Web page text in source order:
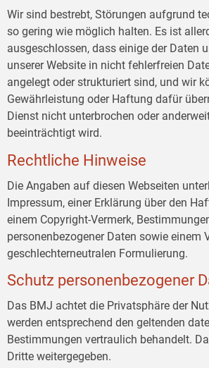
Wir sind bestrebt, Störungen aufgrund
so gering wie möglich halten. Es ist
ausgeschlossen, dass einige der Daten
unserer Website in nicht fehlerfreien
angelegt oder strukturiert sind, und wir
Gewährleistung oder Haftung dafür
Dienst nicht unterbrochen oder
beeinträchtigt wird.
Rechtliche Hinweise
Die Angaben auf diesen Webseiten
Impressum, einer Erklärung über den
einem Copyright-Vermerk,
personenbezogener Daten sowie einem
geschlechterneutralen Formulierung.
Schutz personenbezogener
Das BMJ achtet die Privatsphäre der
werden entsprechend den geltenden
Bestimmungen vertraulich behandelt.
Dritte weitergegeben.